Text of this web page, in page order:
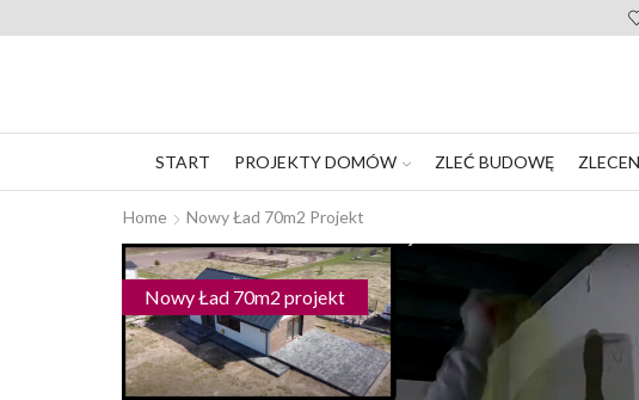
START PROJEKTY DOMÓW ZLEĆ BUDOWĘ
Home Nowy Ład 70m2 Projekt
Nowy Ład 70m2 projekt